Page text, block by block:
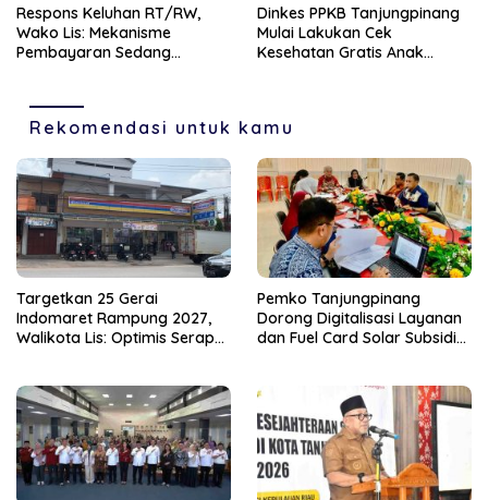
Masuk Pasar Nasional
‎Respons Keluhan RT/RW,
Wako Lis: Mekanisme
Pembayaran Sedang
Dinkes PPKB Tanjungpinang
Mulai Lakukan Cek
Kesehatan Gratis Anak
Rekomendasi untuk kamu
Targetkan 25 Gerai
Indomaret Rampung 2027,
Walikota Lis: Optimis Serap
Pemko Tanjungpinang
Dorong Digitalisasi Layanan
dan Fuel Card Solar Subsidi